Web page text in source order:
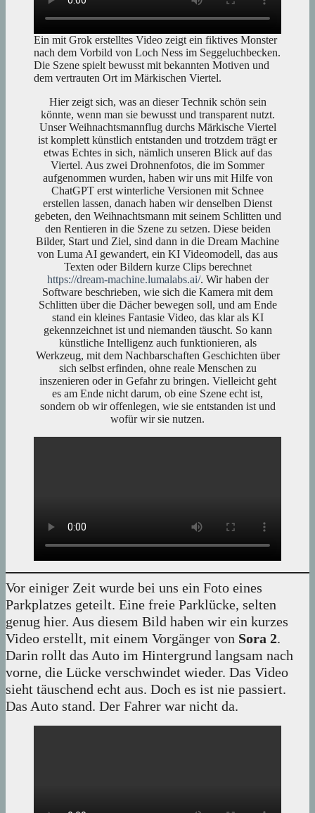
Ein mit Grok erstelltes Video zeigt ein fiktives Monster
nach dem Vorbild von Loch Ness im Seggeluchbecken.
Die Szene spielt bewusst mit bekannten Motiven und
dem vertrauten Ort im Märkischen Viertel.
Hier zeigt sich, was an dieser Technik schön sein
könnte, wenn man sie bewusst und transparent nutzt.
Unser Weihnachtsmannflug durchs Märkische Viertel
ist komplett künstlich entstanden und trotzdem trägt er
etwas Echtes in sich, nämlich unseren Blick auf das
Viertel. Aus zwei Drohnenfotos, die im Sommer
aufgenommen wurden, haben wir uns mit Hilfe von
ChatGPT erst winterliche Versionen mit Schnee
erstellen lassen, danach haben wir denselben Dienst
gebeten, den Weihnachtsmann mit seinem Schlitten und
den Rentieren in die Szene zu setzen. Diese beiden
Bilder, Start und Ziel, sind dann in die Dream Machine
von Luma AI gewandert, ein KI Videomodell, das aus
Texten oder Bildern kurze Clips berechnet
https://dream-machine.lumalabs.ai/. Wir haben der
Software beschrieben, wie sich die Kamera mit dem
Schlitten über die Dächer bewegen soll, und am Ende
stand ein kleines Fantasie Video, das klar als KI
gekennzeichnet ist und niemanden täuscht. So kann
künstliche Intelligenz auch funktionieren, als
Werkzeug, mit dem Nachbarschaften Geschichten über
sich selbst erfinden, ohne reale Menschen zu
inszenieren oder in Gefahr zu bringen. Vielleicht geht
es am Ende nicht darum, ob eine Szene echt ist,
sondern ob wir offenlegen, wie sie entstanden ist und
wofür wir sie nutzen.
Vor einiger Zeit wurde bei uns ein Foto eines
Parkplatzes geteilt. Eine freie Parklücke, selten
genug hier. Aus diesem Bild haben wir ein kurzes
Video erstellt, mit einem Vorgänger von Sora 2.
Darin rollt das Auto im Hintergrund langsam nach
vorne, die Lücke verschwindet wieder. Das Video
sieht täuschend echt aus. Doch es ist nie passiert.
Das Auto stand. Der Fahrer war nicht da.